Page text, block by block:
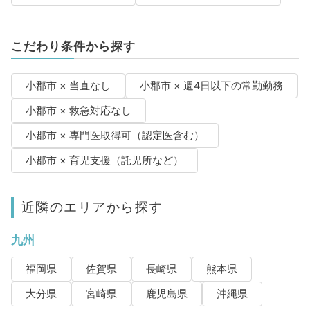
こだわり条件から探す
小郡市 × 当直なし
小郡市 × 週4日以下の常勤勤務
小郡市 × 救急対応なし
小郡市 × 専門医取得可（認定医含む）
小郡市 × 育児支援（託児所など）
近隣のエリアから探す
九州
福岡県 佐賀県 長崎県
熊本県
大分県
宮崎県 鹿児島県 沖縄県